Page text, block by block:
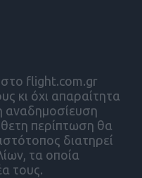
flight.com.gr
κι όχι απαραίτητα
αναδημοσίευση
περίπτωση θα
διατηρεί
τα οποία
τους.